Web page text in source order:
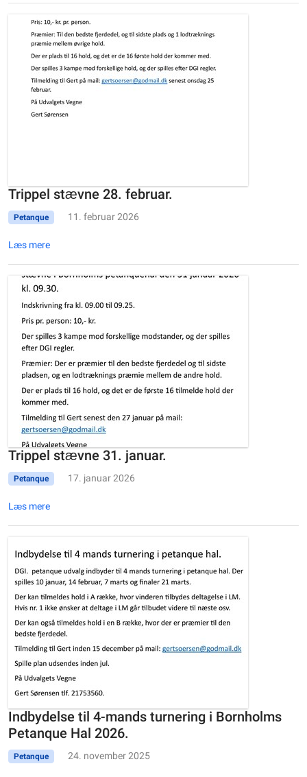
Trippel stævne 28. februar.
Petanque 11. februar 2026
Læs mere
Trippel stævne 31. januar.
Petanque 17. januar 2026
Læs mere
Indbydelse til 4-mands turnering i Bornholms
Petanque Hal 2026.
Petanque 24. november 2025